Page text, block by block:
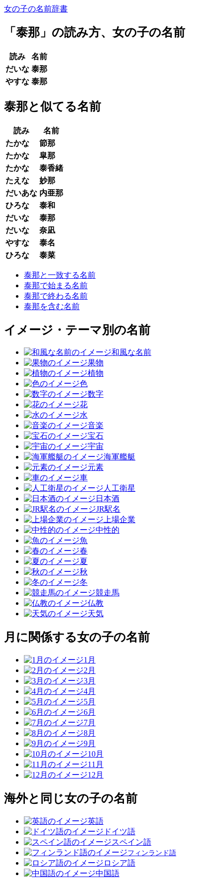
女の子の名前辞書
「 泰那 」の読み方、女の子の名前
読み
名前
だいな 泰那
やすな 泰那
泰那と似てる名前
読み
名前
たかな
節那
たかな
皐那
たかな
泰香緒
たえな
妙那
だいあな 内亜那
ひろな
泰和
だいな
泰那
だいな
奈凪
やすな
泰名
ひろな
泰菜
泰那と一致する名前
泰那で始まる名前
泰那で終わる名前
泰那を含む名前
イメージ・テーマ別の名前
和風な名前
果物
植物
色
数字
花
水
音楽
宝石
宇宙
海軍艦艇
元素
車
人工衛星
日本酒
JR駅名
上場企業
中性的
魚
春
夏
秋
冬
競走馬
仏教
天気
月に関係する女の子の名前
1月
2月
3月
4月
5月
6月
7月
8月
9月
10月
11月
12月
海外と同じ女の子の名前
英語
ドイツ語
スペイン語
フィンランド語
ロシア語
中国語